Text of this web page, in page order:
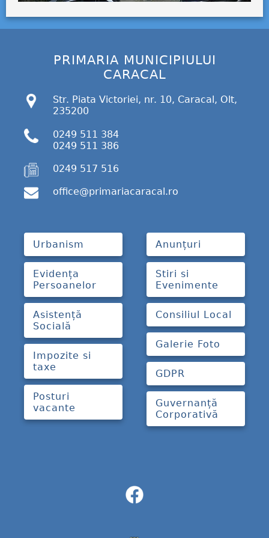
PRIMARIA MUNICIPIULUI
CARACAL
Str. Piata Victoriei, nr. 10, Caracal, Olt,
235200
0249 511 384
0249 511 386
0249 517 516
office@primariacaracal.ro
Urbanism
Evidența
Persoanelor
Asistență
Socială
Impozite si
taxe
Posturi
vacante
Anunțuri
Stiri si
Evenimente
Consiliul Local
Galerie Foto
GDPR
Guvernanță
Corporativă